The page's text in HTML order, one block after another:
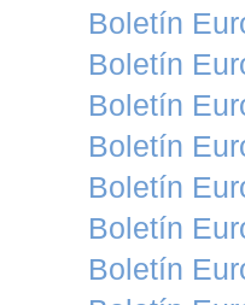
Boletín
Boletín
Boletín
Boletín
Boletín
Boletín
Boletín